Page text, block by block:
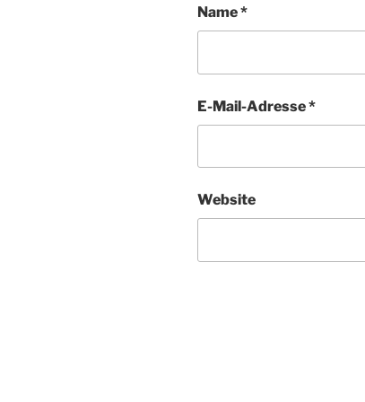
Name*
E-Mail-Adresse*
Website